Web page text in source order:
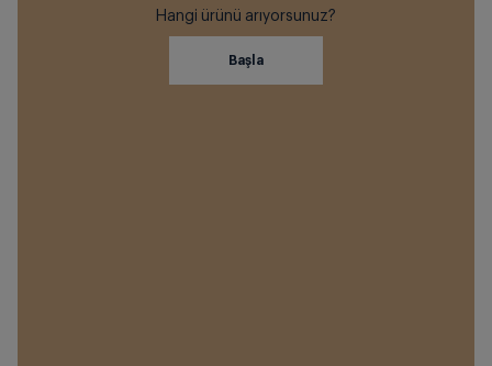
Hangi ürünü arıyorsunuz?